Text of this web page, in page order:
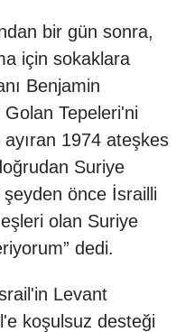
bir gün sonra,
için sokaklara
Benjamin
Tepeleri'ni
1974 ateşkes
Suriye
önce İsrailli
olan Suriye
dedi.
Levant
koşulsuz desteği